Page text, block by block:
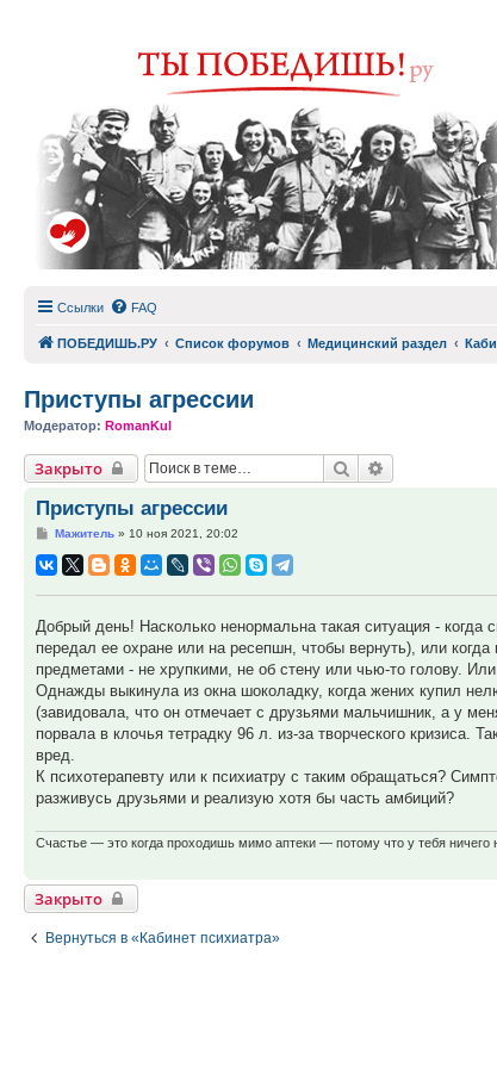
Ссылки FAQ
ПОБЕДИШЬ.РУ Список форумов Медицинский раздел
Приступы агрессии
Модератор: RomanKul
Закрыто Поиск
Приступы агрессии
Сообщение
Мажитель» 10 ноя 2021, 20:02
Добрый день! Насколько ненормальна такая ситуация -
передал ее охране или на ресепшн, чтобы вернуть), или
предметами - не хрупкими, не об стену или чью-то голову.
Однажды выкинула из окна шоколадку, когда жених купил
(завидовала, что он отмечает с друзьями мальчишник, а у
порвала в клочья тетрадку 96 л. из-за творческого кризиса.
вред.
К психотерапевту или к психиатру с таким обращаться?
разживусь друзьями и реализую хотя бы часть амбиций?
Счастье — это когда проходишь мимо аптеки — потому что у тебя
Закрыто
Вернуться в «Кабинет психиатра»